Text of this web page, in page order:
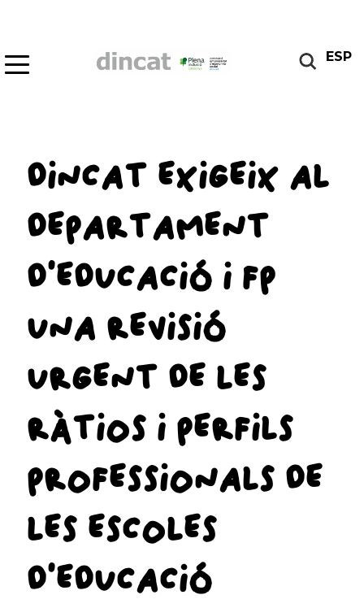
ESP
DINCAT EXIGEIX AL
DEPARTAMENT
D’EDUCACIÓ I FP
UNA REVISIÓ
URGENT DE LES
RÀTIOS I PERFILS
PROFESSIONALS DE
LES ESCOLES
D’EDUCACIÓ